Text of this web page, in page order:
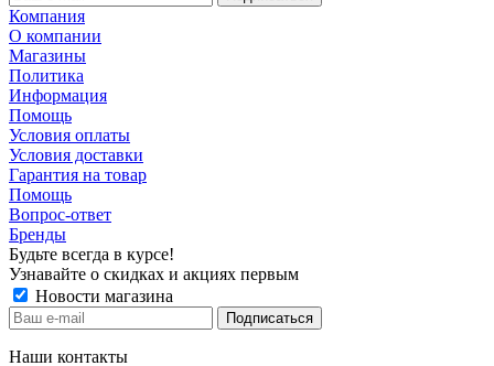
Компания
О компании
Магазины
Политика
Информация
Помощь
Условия оплаты
Условия доставки
Гарантия на товар
Помощь
Вопрос-ответ
Бренды
Будьте всегда в курсе!
Узнавайте о скидках и акциях первым
Новости магазина
Наши контакты